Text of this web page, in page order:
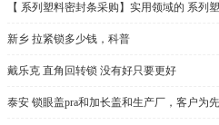
【 系列塑料密封条采购】实用领域的 系列
新乡 拉紧锁多少钱，科普
戴乐克 直角回转锁 没有好只要更好
泰安 锁眼盖pra和加长盖和生产厂，客户为先